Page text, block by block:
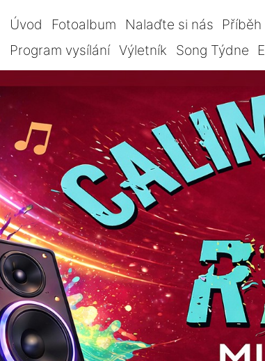
Úvod Fotoalbum Nalaďte si nás
Program vysílání Výletník Song Týdne